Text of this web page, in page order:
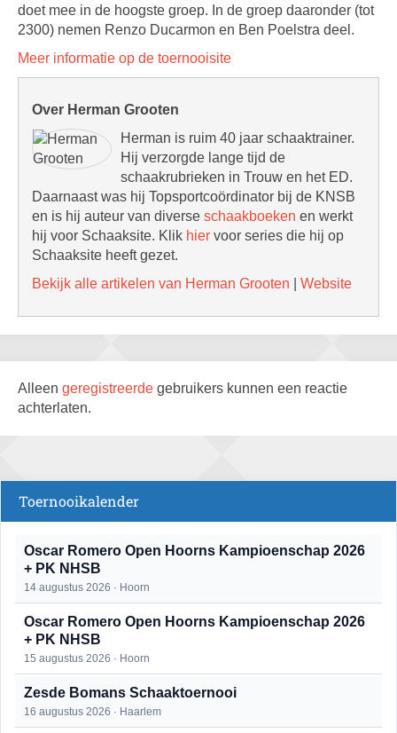
doet mee in de hoogste groep. In de groep daaronder (tot
2300) nemen Renzo Ducarmon en Ben Poelstra deel.
Meer informatie op de toernooisite
Over Herman Grooten
Herman is ruim 40 jaar schaaktrainer.
Hij verzorgde lange tijd de
schaakrubrieken in Trouw en het ED.
Daarnaast was hij Topsportcoördinator bij de KNSB
en is hij auteur van diverse schaakboeken en werkt
hij voor Schaaksite. Klik hier voor series die hij op
Schaaksite heeft gezet.
Bekijk alle artikelen van Herman Grooten
Website
Alleen geregistreerde gebruikers kunnen een reactie
achterlaten.
Toernooikalender
Oscar Romero Open Hoorns Kampioenschap 2026
+ PK NHSB
14 augustus 2026 · Hoorn
Oscar Romero Open Hoorns Kampioenschap 2026
+ PK NHSB
15 augustus 2026 · Hoorn
Zesde Bomans Schaaktoernooi
16 augustus 2026 · Haarlem